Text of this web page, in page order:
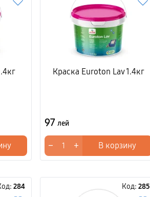
Краска Euroton Lav 1.4кг
97 лей
− + В корзину
284 Код: 285